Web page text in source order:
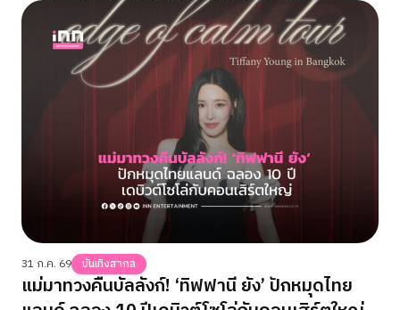
31 ก.ค. 69 บันเทิงสากล
แม่มาทวงคืนบัลลังก์! ‘ทิฟฟานี ยัง’ ปักหมุดไทย